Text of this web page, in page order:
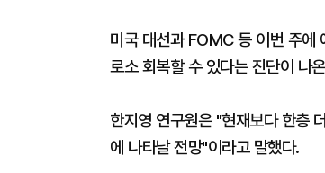
미국 대선과 FOMC 등 이번 주에
로소 회복할 수 있다는 진단이 나
한지영 연구원은 "현재보다 한층
에 나타날 전망"이라고 말했다.